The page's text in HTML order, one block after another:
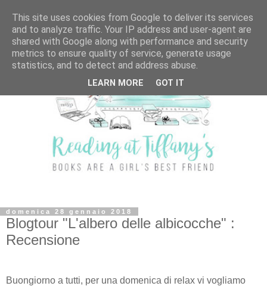
domenica 28 gennaio 2018
Blogtour "L'albero delle albicocche" :
Recensione
Buongiorno a tutti, per una domenica di relax vi vogliamo
This site uses cookies from Google to deliver its services
and to analyze traffic. Your IP address and user-agent are
shared with Google along with performance and security
metrics to ensure quality of service, generate usage
statistics, and to detect and address abuse.
LEARN MORE GOT IT